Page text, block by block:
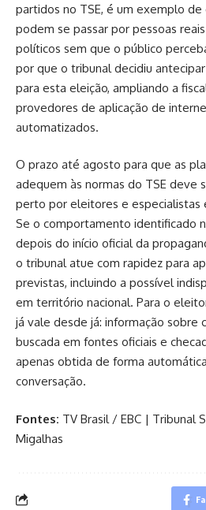
partidos no TSE, é um exemplo
podem se passar por pessoas
políticos sem que o público
por que o tribunal decidiu
para esta eleição, ampliando a
provedores de aplicação de
automatizados.
O prazo até agosto para que as
adequem às normas do TSE deve
perto por eleitores e
Se o comportamento identificado
depois do início oficial da
o tribunal atue com rapidez para
previstas, incluindo a possível
em território nacional. Para o
já vale desde já: informação sobre
buscada em fontes oficiais e
apenas obtida de forma
conversação.
Fontes: TV Brasil / EBC | Tribunal
Migalhas